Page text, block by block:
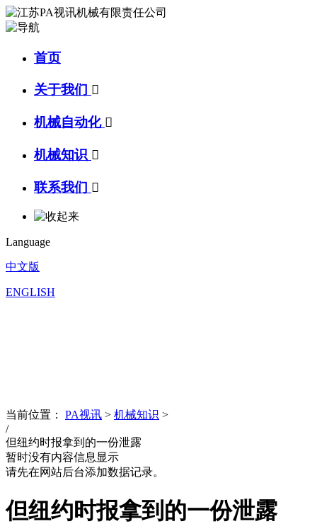
首页
关于我们 
机械自动化 
机械知识 
联系我们 
Language
中文版
ENGLISH
当前位置： PA视讯 > 机械知识 >
/
但纽约时报拿到的一份泄露
暂时没有内容信息显示
请先在网站后台添加数据记录。
但纽约时报拿到的一份泄露